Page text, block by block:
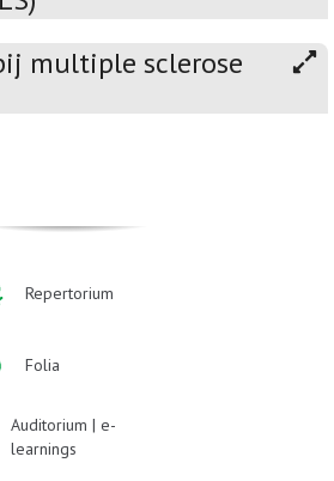
multiple sclerose
Repertorium
Folia
Auditorium | e-
learnings